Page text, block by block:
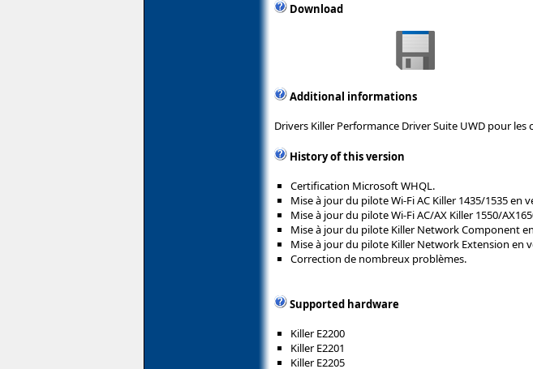
Download
Additional informations
Drivers Killer Performance Driver Suite UWD pour les
History of this version
Certification Microsoft WHQL.
Mise à jour du pilote Wi-Fi AC Killer 1435/1535 en
Mise à jour du pilote Wi-Fi AC/AX Killer 1550/
Mise à jour du pilote Killer Network Component
Mise à jour du pilote Killer Network Extension en
Correction de nombreux problèmes.
Supported hardware
Killer E2200
Killer E2201
Killer E2205